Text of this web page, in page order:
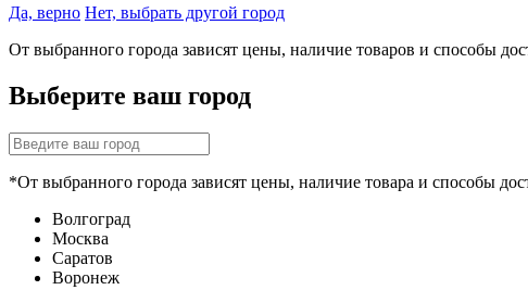
Да, верно Нет, выбрать другой город
От выбранного города зависят цены, наличие товаров и способы
Выберите ваш город
*От выбранного города зависят цены, наличие товара и способы
Волгоград
Москва
Саратов
Воронеж